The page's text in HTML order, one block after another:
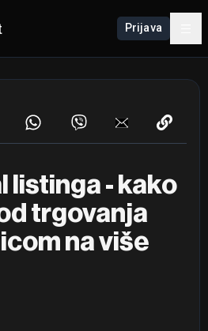
Prijava
listinga - kako
trgovanja
na više